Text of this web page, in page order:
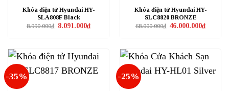
Khóa điện tử Hyundai HY-
SLA808F Black
8.990.000₫ Giá
8.091.000₫Giá
hiện
Khóa điện tử Hyundai HY-
SLC8820 BRONZE
68.000.000₫ Giá
46.000.000₫Giá
hiện
-35% -25%